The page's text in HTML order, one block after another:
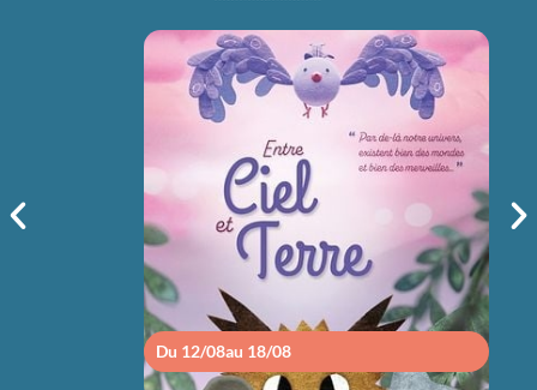
Du 12/08au 18/08
ENTRE CIEL ET TERRE
sam 15/08
14h30